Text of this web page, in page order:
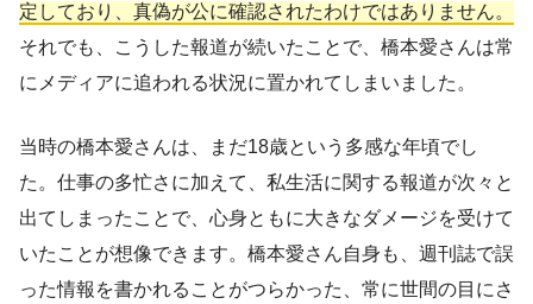
定しており、真偽が公に確認されたわけではありません。
それでも、こうした報道が続いたことで、橋本愛さんは常
にメディアに追われる状況に置かれてしまいました。
当時の橋本愛さんは、まだ18歳という多感な年頃でし
た。仕事の多忙さに加えて、私生活に関する報道が次々と
出てしまったことで、心身ともに大きなダメージを受けて
いたことが想像できます。橋本愛さん自身も、週刊誌で誤
った情報を書かれることがつらかった、常に世間の目にさ